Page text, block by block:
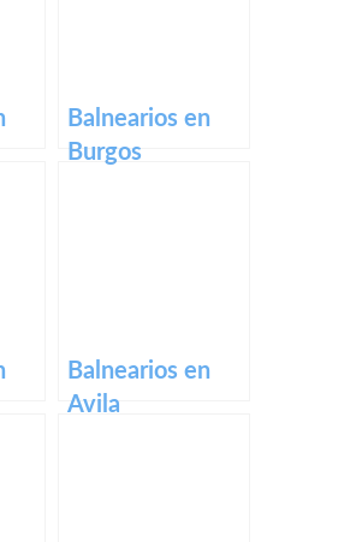
Balnearios en
Burgos
Balnearios en
Avila